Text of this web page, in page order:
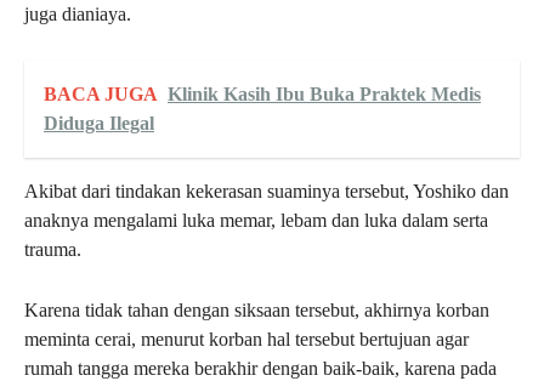
juga dianiaya.
BACA JUGA Klinik Kasih Ibu Buka Praktek Medis
Diduga Ilegal
Akibat dari tindakan kekerasan suaminya tersebut, Yoshiko dan
anaknya mengalami luka memar, lebam dan luka dalam serta
trauma.
Karena tidak tahan dengan siksaan tersebut, akhirnya korban
meminta cerai, menurut korban hal tersebut bertujuan agar
rumah tangga mereka berakhir dengan baik-baik, karena pada